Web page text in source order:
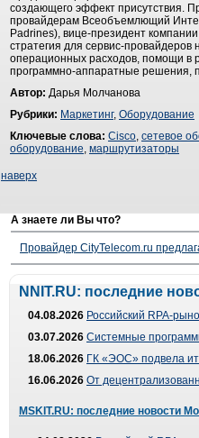
создающего эффект присутствия.
провайдерам Всеобъемлющий
Padrines), вице-президент
стратегия для сервис-
операционных расходов, помощи в
программно-аппаратные решения,
Автор: Дарья Молчанова
Рубрики: Маркетинг, Оборудование
Ключевые слова: Cisco, сетевое
оборудование, маршрутизаторы
наверх
А знаете ли Вы что?
Провайдер CityTelecom.ru
NNIT.RU: последние
04.08.2026 Российский RPA-
03.07.2026 Системные
18.06.2026 ГК «ЭОС» подвела
16.06.2026 От
MSKIT.RU: последние новости